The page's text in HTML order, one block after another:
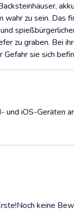
zu sein.
zu graben. Bei
Gefahr sie sich
und iOS-Geräten
Noch keine